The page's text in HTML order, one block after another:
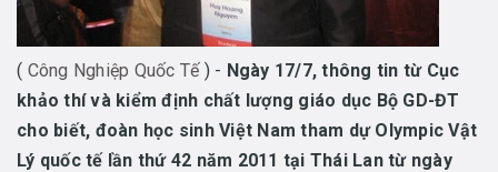
( Công Nghiệp Quốc Tế) - Ngày 17/7, thông tin từ Cục
khảo thí và kiểm định chất lượng giáo dục Bộ GD-ĐT
cho biết, đoàn học sinh Việt Nam tham dự Olympic Vật
Lý quốc tế lần thứ 42 năm 2011 tại Thái Lan từ ngày